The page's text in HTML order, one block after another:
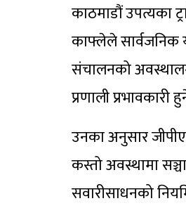
काठमाडौं उपत्यका
काफ्लेले सार्वजनिक
संचालनको
प्रणाली प्रभावकारी
उनका अनुसार
कस्तो अवस्थामा
सवारीसाधनको